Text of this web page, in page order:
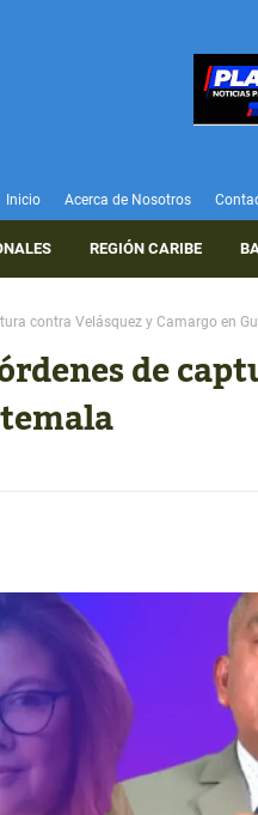
Inicio Acerca de Nosotros
REGIÓN CARIBE
contra Velásquez y Camargo en
de